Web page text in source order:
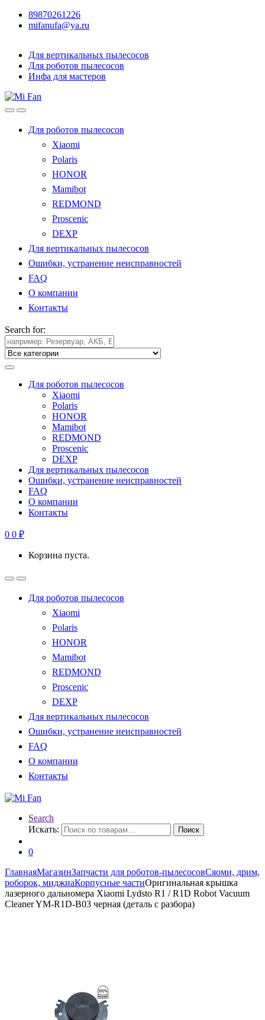
89870261226
mifanufa@ya.ru
Для вертикальных пылесосов
Для роботов пылесосов
Инфа для мастеров
Для роботов пылесосов
Xiaomi
Polaris
HONOR
Mamibot
REDMOND
Proscenic
DEXP
Для вертикальных пылесосов
Ошибки, устранение неисправностей
FAQ
О компании
Контакты
Search for:
Для роботов пылесосов
Xiaomi
Polaris
HONOR
Mamibot
REDMOND
Proscenic
DEXP
Для вертикальных пылесосов
Ошибки, устранение неисправностей
FAQ
О компании
Контакты
0 0 ₽
Корзина пуста.
Для роботов пылесосов
Xiaomi
Polaris
HONOR
Mamibot
REDMOND
Proscenic
DEXP
Для вертикальных пылесосов
Ошибки, устранение неисправностей
FAQ
О компании
Контакты
Search
Искать:
Поиск
0
ГлавнаяМагазинЗапчасти для роботов-пылесосовСяоми, дрим,
роборок, миджиаКорпусные частиОригинальная крышка
лазерного дальномера Xiaomi Lydsto R1 / R1D Robot Vacuum
Cleaner YM-R1D-B03 черная (деталь с разбора)